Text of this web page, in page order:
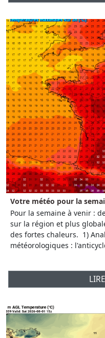
Votre météo pour la
Pour la semaine à venir :
sur la région et plus
des fortes chaleurs. 1)
météorologiques :